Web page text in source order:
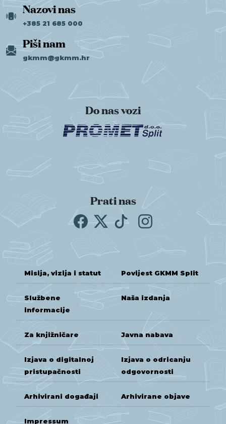
Nazovi nas
+385 21 685 000
Piši nam
gkmm@gkmm.hr
Do nas vozi
Prati nas
Misija, vizija i statut Povijest GKMM Split
Službene
informacije
Naša izdanja
Za knjižničare Javna nabava
Izjava o digitalnoj
pristupačnosti
Izjava o odricanju
odgovornosti
Arhivirani događaji Arhivirane objave
Impressum